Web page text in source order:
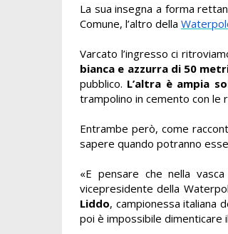
La sua insegna a forma
Comune, l’altro della
Varcato l’ingresso ci
bianca e azzurra di 50
pubblico. L’altra è ampia
trampolino in cemento con le
Entrambe però, come
sapere quando potranno
«E pensare che nella
vicepresidente della
Liddo, campionessa italiana
poi è impossibile dimenticare